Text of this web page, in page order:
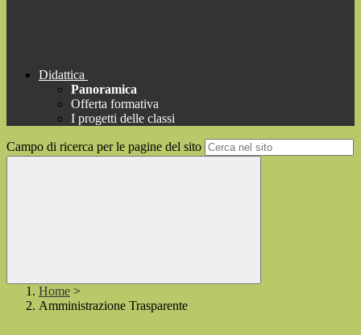
Didattica
Panoramica
Offerta formativa
I progetti delle classi
Campo di ricerca per le pagine del sito
Home >
Amministrazione Trasparente